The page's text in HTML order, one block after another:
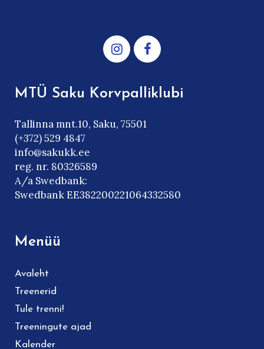
MTÜ Saku Korvpalliklubi
Tallinna mnt.10, Saku, 75501
(+372) 529 4847
info@sakukk.ee
reg. nr. 80326589
A/a Swedbank:
Swedbank EE382200221064332580
Menüü
Avaleht
Treenerid
Tule trenni!
Treeningute ajad
Kalender